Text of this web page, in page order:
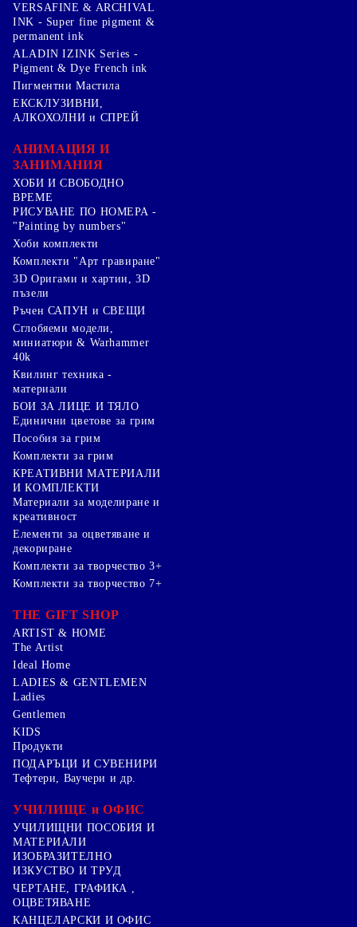
VERSAFINE & ARCHIVAL
INK - Super fine pigment &
permanent ink
ALADIN IZINK Series -
Pigment & Dye French ink
Пигментни Мастила
ЕКСКЛУЗИВНИ,
АЛКОХОЛНИ и СПРЕЙ
АНИМАЦИЯ И
ЗАНИМАНИЯ
ХОБИ И СВОБОДНО
ВРЕМЕ
РИСУВАНЕ ПО НОМЕРА -
"Painting by numbers"
Хоби комплекти
Комплекти "Арт гравиране"
3D Оригами и хартии, 3D
пъзели
Ръчен САПУН и СВЕЩИ
Сглобяеми модели,
миниатюри & Warhammer
40k
Квилинг техника -
материали
БОИ ЗА ЛИЦЕ И ТЯЛО
Единични цветове за грим
Пособия за грим
Комплекти за грим
КРЕАТИВНИ МАТЕРИАЛИ
И КОМПЛЕКТИ
Mатериали за моделиране и
креативност
Елементи за оцветяване и
декориране
Комплекти за творчество 3+
Комплекти за творчество 7+
THE GIFT SHOP
ARTIST & HOME
The Artist
Ideal Home
LADIES & GENTLEMEN
Ladies
Gentlemen
KIDS
Продукти
ПОДАРЪЦИ И СУВЕНИРИ
Тефтери, Ваучери и др.
УЧИЛИЩЕ и ОФИС
УЧИЛИЩНИ ПОСОБИЯ И
МАТЕРИАЛИ
ИЗОБРАЗИТЕЛНО
ИЗКУСТВО И ТРУД
ЧЕРТАНЕ, ГРАФИКА ,
ОЦВЕТЯВАНЕ
КАНЦЕЛАРСКИ И ОФИС